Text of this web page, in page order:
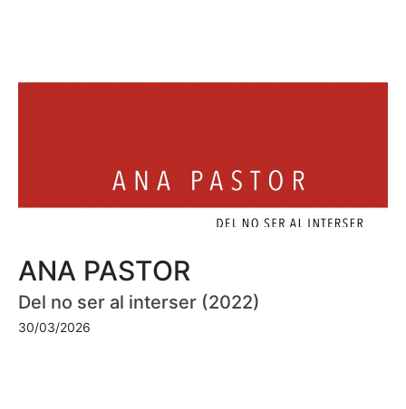
ANA PASTOR
Del no ser al interser (2022)
30/03/2026